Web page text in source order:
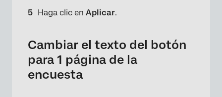
Haga clic en Aplicar.
Cambiar el texto del botón
para 1 página de la
encuesta